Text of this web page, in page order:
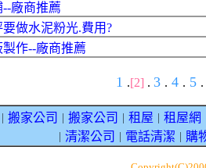
廠商推薦
做水泥粉光.費用?
作--廠商推薦
1 .[2] . 3 . 4 . 5 .
搬家公司 搬家公司 租屋 租屋網
清潔公司 電話清潔 購